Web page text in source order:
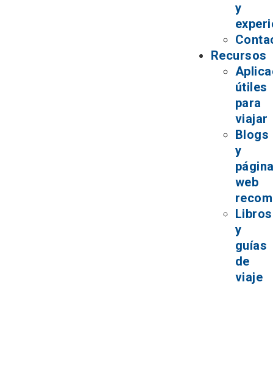
y
Recursos
útiles
para
viajar
Blogs
y
web
Libros
y
guías
de
viaje